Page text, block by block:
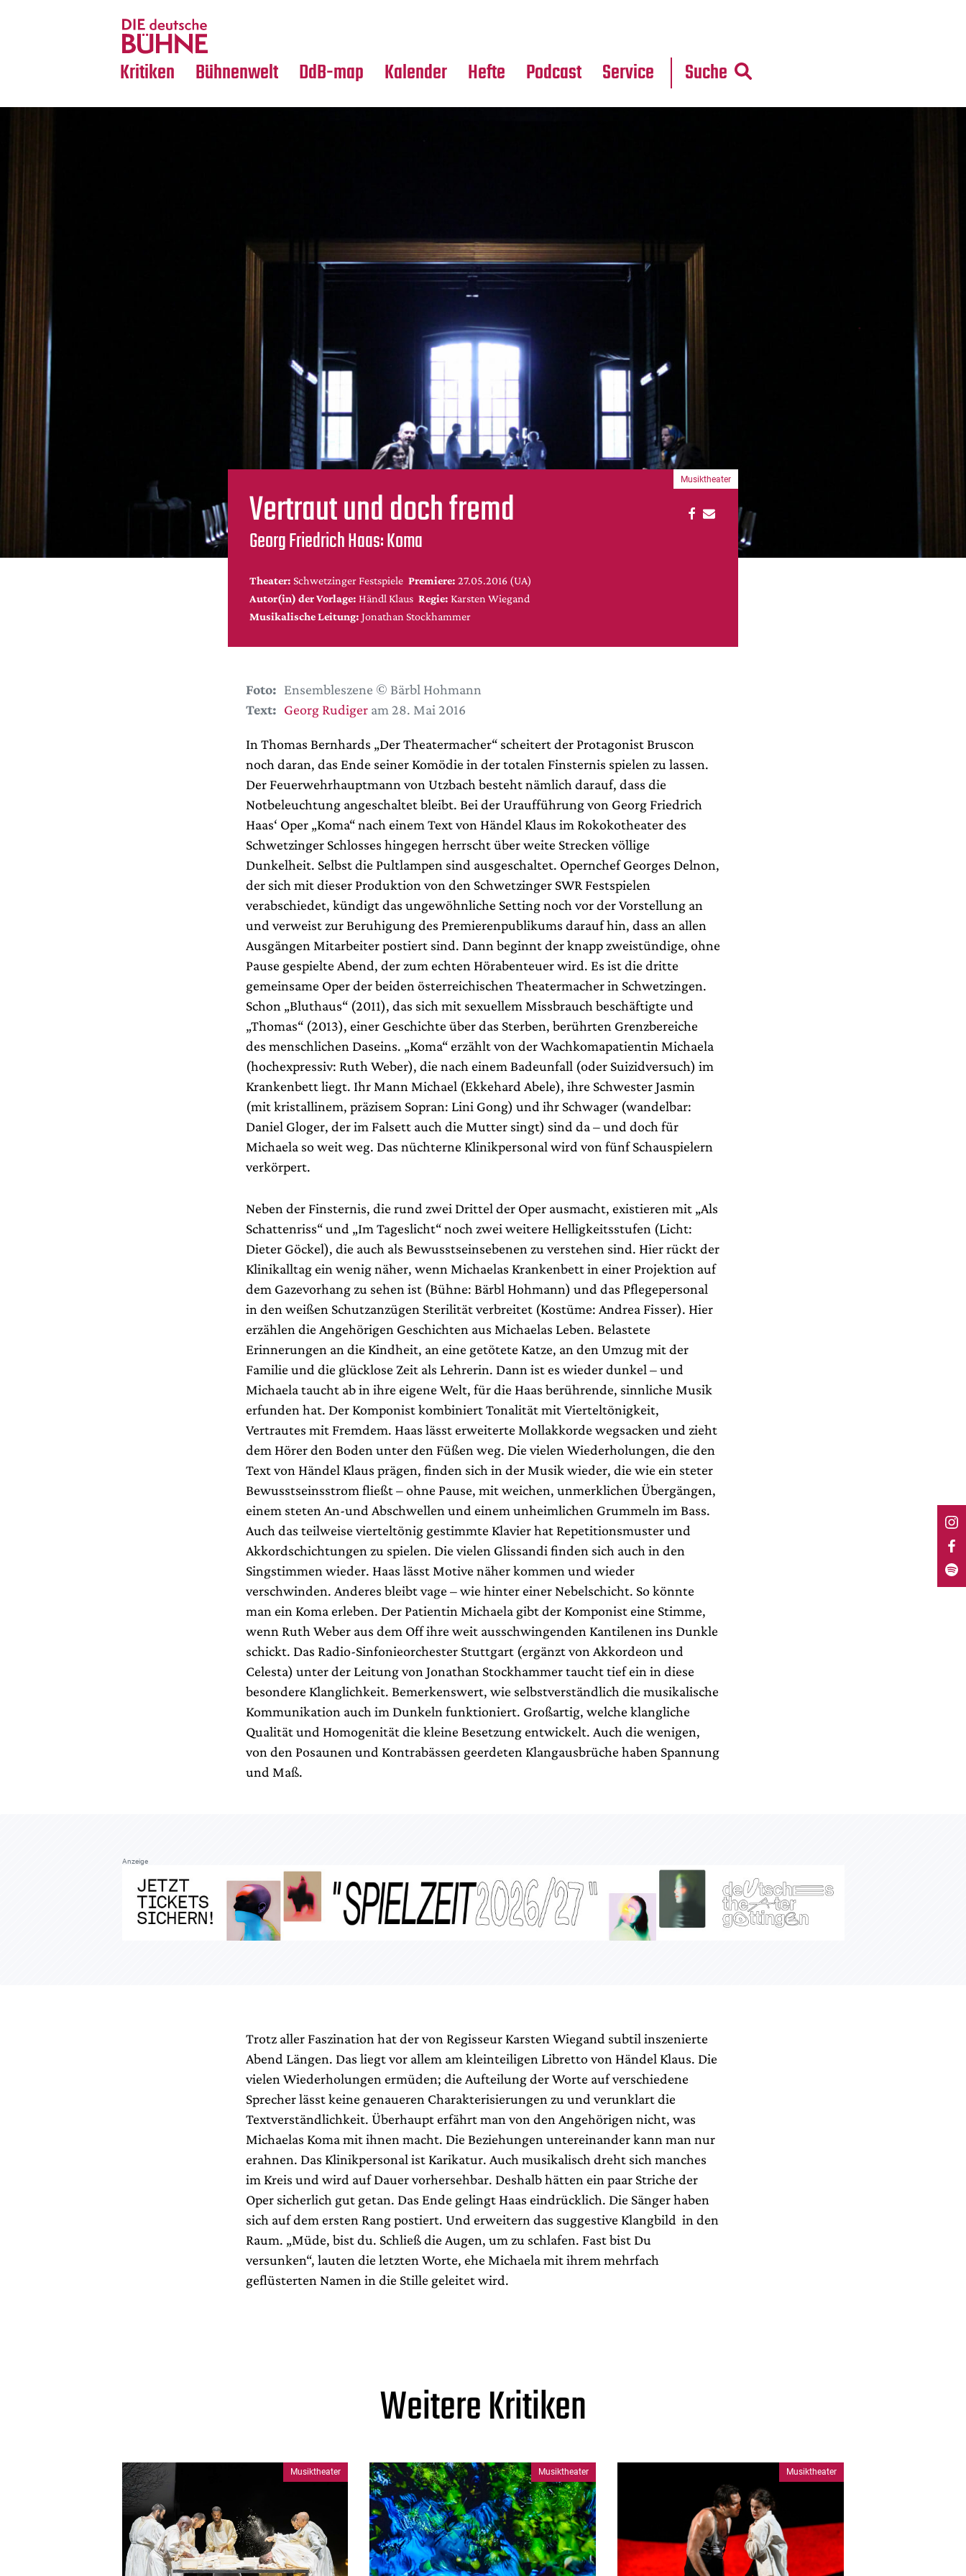
Kritiken
Crossover
Bühnenwelt
Medientipps
DdB-map Kalender Hefte Podcast Service Suche
Vertraut und doch fremd
Georg Friedrich Haas: Koma
Theater: Schwetzinger Festspiele Premiere: 27.05.2016 (UA)
Autor(in) der Vorlage: Händl Klaus Regie: Karsten Wiegand
Musikalische Leitung: Jonathan Stockhammer
Musiktheater
Foto: Ensembleszene © Bärbl Hohmann
Text: Georg Rudigeram 28. Mai 2016
In Thomas Bernhards „Der Theatermacher“ scheitert der Protagonist Bruscon
noch daran, das Ende seiner Komödie in der totalen Finsternis spielen zu lassen.
Der Feuerwehrhauptmann von Utzbach besteht nämlich darauf, dass die
Notbeleuchtung angeschaltet bleibt. Bei der Uraufführung von Georg Friedrich
Haas‘ Oper „Koma“ nach einem Text von Händel Klaus im Rokokotheater des
Schwetzinger Schlosses hingegen herrscht über weite Strecken völlige
Dunkelheit. Selbst die Pultlampen sind ausgeschaltet. Opernchef Georges Delnon,
der sich mit dieser Produktion von den Schwetzinger SWR Festspielen
verabschiedet, kündigt das ungewöhnliche Setting noch vor der Vorstellung an
und verweist zur Beruhigung des Premierenpublikums darauf hin, dass an allen
Ausgängen Mitarbeiter postiert sind. Dann beginnt der knapp zweistündige, ohne
Pause gespielte Abend, der zum echten Hörabenteuer wird. Es ist die dritte
gemeinsame Oper der beiden österreichischen Theatermacher in Schwetzingen.
Schon „Bluthaus“ (2011), das sich mit sexuellem Missbrauch beschäftigte und
„Thomas“ (2013), einer Geschichte über das Sterben, berührten Grenzbereiche
des menschlichen Daseins. „Koma“ erzählt von der Wachkomapatientin Michaela
(hochexpressiv: Ruth Weber), die nach einem Badeunfall (oder Suizidversuch) im
Krankenbett liegt. Ihr Mann Michael (Ekkehard Abele), ihre Schwester Jasmin
(mit kristallinem, präzisem Sopran: Lini Gong) und ihr Schwager (wandelbar:
Daniel Gloger, der im Falsett auch die Mutter singt) sind da – und doch für
Michaela so weit weg. Das nüchterne Klinikpersonal wird von fünf Schauspielern
verkörpert.
Neben der Finsternis, die rund zwei Drittel der Oper ausmacht, existieren mit „Als
Schattenriss“ und „Im Tageslicht“ noch zwei weitere Helligkeitsstufen (Licht:
Dieter Göckel), die auch als Bewusstseinsebenen zu verstehen sind. Hier rückt der
Klinikalltag ein wenig näher, wenn Michaelas Krankenbett in einer Projektion auf
dem Gazevorhang zu sehen ist (Bühne: Bärbl Hohmann) und das Pflegepersonal
in den weißen Schutzanzügen Sterilität verbreitet (Kostüme: Andrea Fisser). Hier
erzählen die Angehörigen Geschichten aus Michaelas Leben. Belastete
Erinnerungen an die Kindheit, an eine getötete Katze, an den Umzug mit der
Familie und die glücklose Zeit als Lehrerin. Dann ist es wieder dunkel – und
Michaela taucht ab in ihre eigene Welt, für die Haas berührende, sinnliche Musik
erfunden hat. Der Komponist kombiniert Tonalität mit Vierteltönigkeit,
Vertrautes mit Fremdem. Haas lässt erweiterte Mollakkorde wegsacken und zieht
dem Hörer den Boden unter den Füßen weg. Die vielen Wiederholungen, die den
Text von Händel Klaus prägen, finden sich in der Musik wieder, die wie ein steter
Bewusstseinsstrom fließt – ohne Pause, mit weichen, unmerklichen Übergängen,
einem steten An-und Abschwellen und einem unheimlichen Grummeln im Bass.
Auch das teilweise vierteltönig gestimmte Klavier hat Repetitionsmuster und
Akkordschichtungen zu spielen. Die vielen Glissandi finden sich auch in den
Singstimmen wieder. Haas lässt Motive näher kommen und wieder
verschwinden. Anderes bleibt vage – wie hinter einer Nebelschicht. So könnte
man ein Koma erleben. Der Patientin Michaela gibt der Komponist eine Stimme,
wenn Ruth Weber aus dem Off ihre weit ausschwingenden Kantilenen ins Dunkle
schickt. Das Radio-Sinfonieorchester Stuttgart (ergänzt von Akkordeon und
Celesta) unter der Leitung von Jonathan Stockhammer taucht tief ein in diese
besondere Klanglichkeit. Bemerkenswert, wie selbstverständlich die musikalische
Kommunikation auch im Dunkeln funktioniert. Großartig, welche klangliche
Qualität und Homogenität die kleine Besetzung entwickelt. Auch die wenigen,
von den Posaunen und Kontrabässen geerdeten Klangausbrüche haben Spannung
und Maß.
Anzeige
Trotz aller Faszination hat der von Regisseur Karsten Wiegand subtil inszenierte
Abend Längen. Das liegt vor allem am kleinteiligen Libretto von Händel Klaus. Die
vielen Wiederholungen ermüden; die Aufteilung der Worte auf verschiedene
Sprecher lässt keine genaueren Charakterisierungen zu und verunklart die
Textverständlichkeit. Überhaupt erfährt man von den Angehörigen nicht, was
Michaelas Koma mit ihnen macht. Die Beziehungen untereinander kann man nur
erahnen. Das Klinikpersonal ist Karikatur. Auch musikalisch dreht sich manches
im Kreis und wird auf Dauer vorhersehbar. Deshalb hätten ein paar Striche der
Oper sicherlich gut getan. Das Ende gelingt Haas eindrücklich. Die Sänger haben
sich auf dem ersten Rang postiert. Und erweitern das suggestive Klangbild in den
Raum. „Müde, bist du. Schließ die Augen, um zu schlafen. Fast bist Du
versunken“, lauten die letzten Worte, ehe Michaela mit ihrem mehrfach
geflüsterten Namen in die Stille geleitet wird.
Weitere Kritiken
Musiktheater Musiktheater Musiktheater